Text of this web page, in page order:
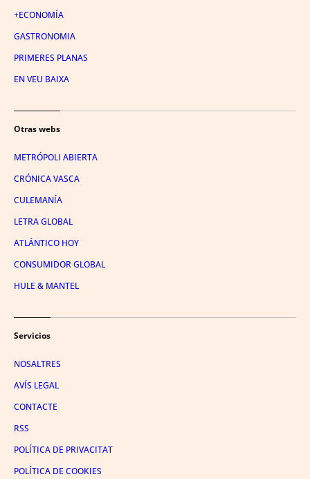
+ECONOMÍA
GASTRONOMIA
PRIMERES PLANAS
EN VEU BAIXA
Otras webs
METRÓPOLI ABIERTA
CRÓNICA VASCA
CULEMANÍA
LETRA GLOBAL
ATLÁNTICO HOY
CONSUMIDOR GLOBAL
HULE & MANTEL
Servicios
NOSALTRES
AVÍS LEGAL
CONTACTE
RSS
POLÍTICA DE PRIVACITAT
POLÍTICA DE COOKIES